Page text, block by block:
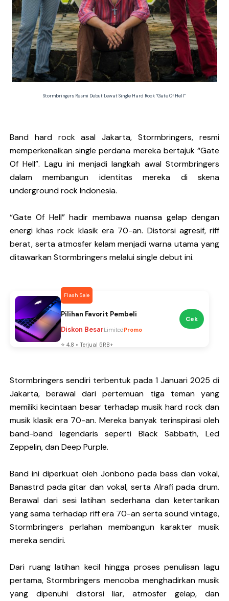
DESERVE Lepaskan Amarah dan Kritik Sosial Lewat
Bunuhdiri Perkenalkan Dunia Distopia Lewat
Sindikat Sisa Semalam Rayakan Kehangatan Tradisi
Given Rayakan Rasa Kagum dan Jatuh Cinta Lewat
Stormbringers Resmi Debut Lewat Single Hard Rock “Gate Of Hell”
Band hard rock asal Jakarta,Stormbringers, resmi
memperkenalkan single perdana mereka bertajuk “Gate
Of Hell”. Lagu ini menjadi langkah awal Stormbringers
dalam membangun identitas mereka diskena
underground rock Indonesia.
“Gate Of Hell” hadir membawa nuansa gelap dengan
energi khasrock klasik era 70-an. Distorsi agresif, riff
berat, serta atmosfer kelam menjadi warna utama yang
ditawarkan Stormbringers melalui single debut ini.
Best Seller
Produk Terlaris Minggu Ini
Mulai Rp99rbRp199rb-50%
⭐ 4.9 • Terjual 10RB+
Cek
Stormbringers sendiri terbentuk pada 1 Januari 2025 di
Jakarta, berawal dari pertemuan tiga teman yang
memiliki kecintaan besar terhadap musik hard rock dan
musik klasik era 70-an. Mereka banyak terinspirasi oleh
band-band legendaris seperti Black Sabbath, Led
Zeppelin, dan Deep Purple.
Band ini diperkuat oleh Jonbono pada bass dan vokal,
Banastrd pada gitar dan vokal, serta Alrafi pada drum.
Berawal dari sesi latihan sederhana dan ketertarikan
yang sama terhadap riff era 70-an serta sound vintage,
Stormbringers perlahan membangun karakter musik
mereka sendiri.
Dari ruang latihan kecil hingga proses penulisan lagu
pertama, Stormbringers mencoba menghadirkan musik
yang dipenuhi distorsi liar, atmosfer gelap, dan